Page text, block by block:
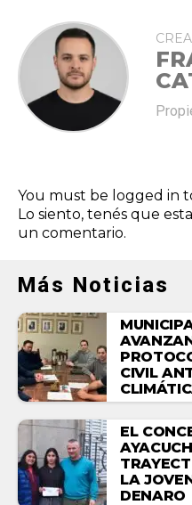
You must be logged in
Lo siento, tenés que
un comentario.
Más Noticias
CIVIL
EL
LA
DENARO